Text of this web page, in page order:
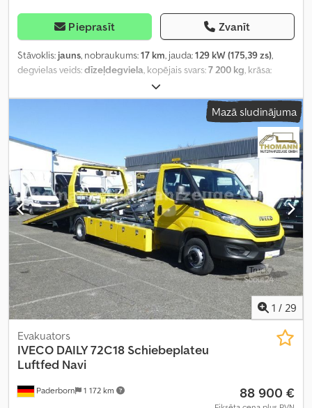
Pieprasīt Zvanīt
Stāvoklis: jauns, nobraukums:17 km, jauda:129 kW (175,39 zs),
degvielas veids:dīzeļdegviela , kopējais svars:7 200 kg , krāsa:
mehānisks
skaits:3, krautuves garums:6 100 mm, iekraušanas vietas platums:
ABS, centrālā atslēga, elektroniskā
stabilitātes programma (ESP), gaisa kondicionēšana, kvēpu
filtrs, navigācijas sistēma, stāvvietas sildītājs,
Mazā sludinājuma
1 / 29
Paderborn 1 172 km
Evakuators
IVECO DAILY 72C18 Schiebeplateu
Luftfed Navi
88 900 €